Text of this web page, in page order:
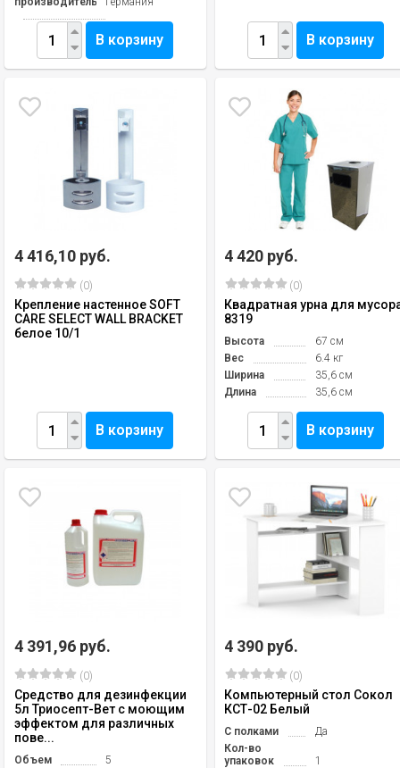
В корзину В корзину
4 416,10 руб.
(0)
Крепление настенное SOFT
CARE SELECT WALL BRACKET
белое 10/1
В корзину
4 420 руб.
(0)
Квадратная урна для
8319
Высота
67 см
Вес
6.4 кг
Ширина
35,6 см
Длина
35,6 см
В корзину
4 391,96 руб.
(0)
Средство для дезинфекции
5л Триосепт-Вет с моющим
эффектом для различных
пове...
Объем 5
4 390 руб.
(0)
Компьютерный стол Сокол
КСТ-02 Белый
С полками
Да
Кол-во
упаковок
1